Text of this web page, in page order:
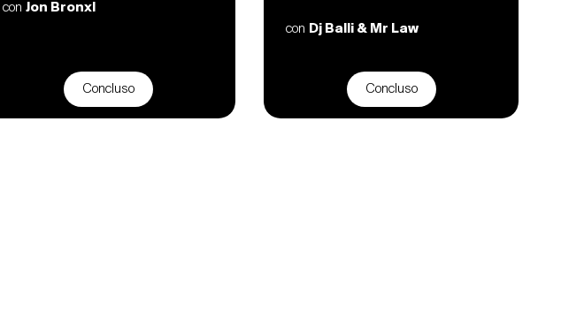
con Jon Bronxl
Concluso
con Dj Balli & Mr Law
Concluso